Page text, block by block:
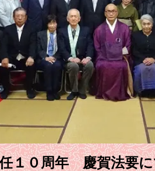
任１０周年 慶賀法要